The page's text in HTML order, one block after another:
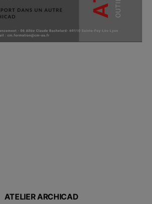
ATELIER ARCHICAD